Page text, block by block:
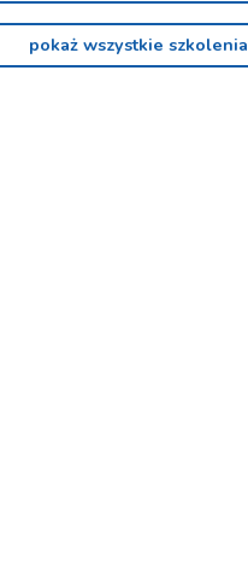
pokaż wszystkie szkolenia